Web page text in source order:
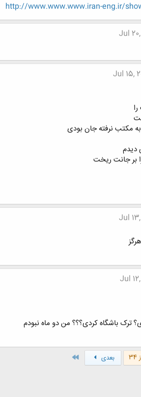
http://www.www.www.iran-eng.ir/
Jul
Jul 15,
مکتب نرفته جان بودی
دیدم
بر جانت ریخت
Jul
Jul
ترک باشگاه کردی؟؟؟ من دو ماه نبودم
بعدی